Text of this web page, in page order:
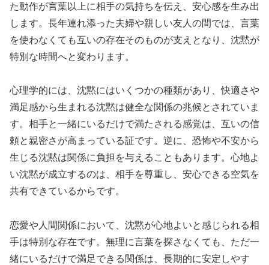
た動作が言葉以上に相手の気持ちを伝え、安心感を生み出
します。長年連れ添った夫婦や親しい友人の間では、言葉
を使わなくても互いの存在そのものが支えとなり、沈黙が
特別な時間へと変わります。
心理学的には、沈黙にはいくつかの種類があり、快適さや
満足感から生まれる沈黙は健全な関係の兆候とされていま
す。相手と一緒にいるだけで満たされる感覚は、互いの信
頼と親密さが高まっている証です。逆に、恐怖や不安から
生じる沈黙は関係に負担を与えることもあります。心地よ
い沈黙が成立するのは、相手を尊重し、安心できる空気を
共有できているからです。
恋愛や人間関係において、沈黙が心地よいと感じられる相
手は特別な存在です。無理に言葉を探さなくても、ただ一
緒にいるだけで満足できる関係は、長期的に安定しやす